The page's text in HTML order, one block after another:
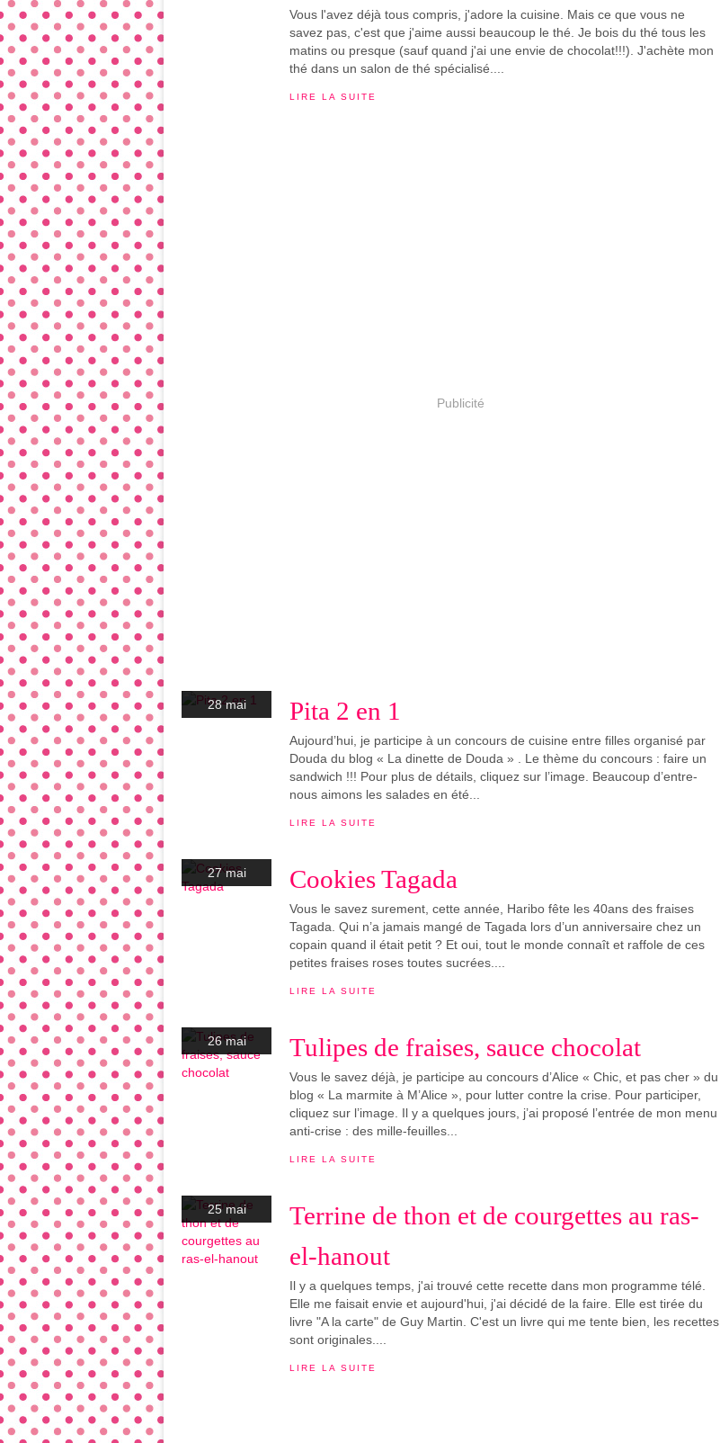
Vous l'avez déjà tous compris, j'adore la cuisine. Mais ce que vous ne
savez pas, c'est que j'aime aussi beaucoup le thé. Je bois du thé tous les
matins ou presque (sauf quand j'ai une envie de chocolat!!!). J'achète mon
thé dans un salon de thé spécialisé....
LIRE LA SUITE
Publicité
28 mai Pita 2 en 1
Aujourd’hui, je participe à un concours de cuisine entre filles organisé par
Douda du blog « La dinette de Douda » . Le thème du concours : faire un
sandwich !!! Pour plus de détails, cliquez sur l’image. Beaucoup d’entre-
nous aimons les salades en été...
LIRE LA SUITE
27 mai Cookies Tagada
Vous le savez surement, cette année, Haribo fête les 40ans des fraises
Tagada. Qui n’a jamais mangé de Tagada lors d’un anniversaire chez un
copain quand il était petit ? Et oui, tout le monde connaît et raffole de ces
petites fraises roses toutes sucrées....
LIRE LA SUITE
26 mai Tulipes de fraises, sauce chocolat
Vous le savez déjà, je participe au concours d’Alice « Chic, et pas cher » du
blog « La marmite à M’Alice », pour lutter contre la crise. Pour participer,
cliquez sur l’image. Il y a quelques jours, j’ai proposé l’entrée de mon menu
anti-crise : des mille-feuilles...
LIRE LA SUITE
25 mai
Terrine de thon et de courgettes au ras-
el-hanout
Il y a quelques temps, j'ai trouvé cette recette dans mon programme télé.
Elle me faisait envie et aujourd'hui, j'ai décidé de la faire. Elle est tirée du
livre "A la carte" de Guy Martin. C'est un livre qui me tente bien, les recettes
sont originales....
LIRE LA SUITE